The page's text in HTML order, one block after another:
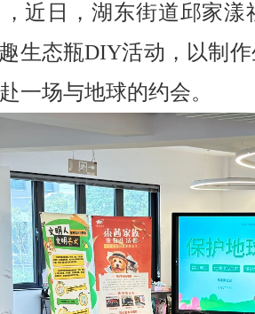
近日，湖东街道邱家漾
生态瓶DIY活动，以制
一场与地球的约会。